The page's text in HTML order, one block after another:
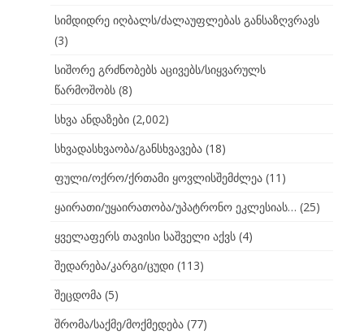
სიმდიდრე იღბალს/ძალაუფლებას განსაზღვრავს
(3)
სიშორე გრძნობებს აცივებს/სიყვარულს
წარმოშობს (8)
სხვა ანდაზები (2,002)
სხვადასხვაობა/განსხვავება (18)
ფული/ოქრო/ქრთამი ყოვლისშემძლეა (11)
ყაირათი/უყაირათობა/უპატრონო ეკლესიას… (25)
ყველაფერს თავისი საშველი აქვს (4)
შედარება/კარგი/ცუდი (113)
შეცდომა (5)
შრომა/საქმე/მოქმედება (77)